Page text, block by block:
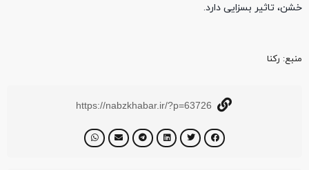
خشن، تاثیر بسزایی دارد.
منبع‌: رکنا
https://nabzkhabar.ir/?p=63726